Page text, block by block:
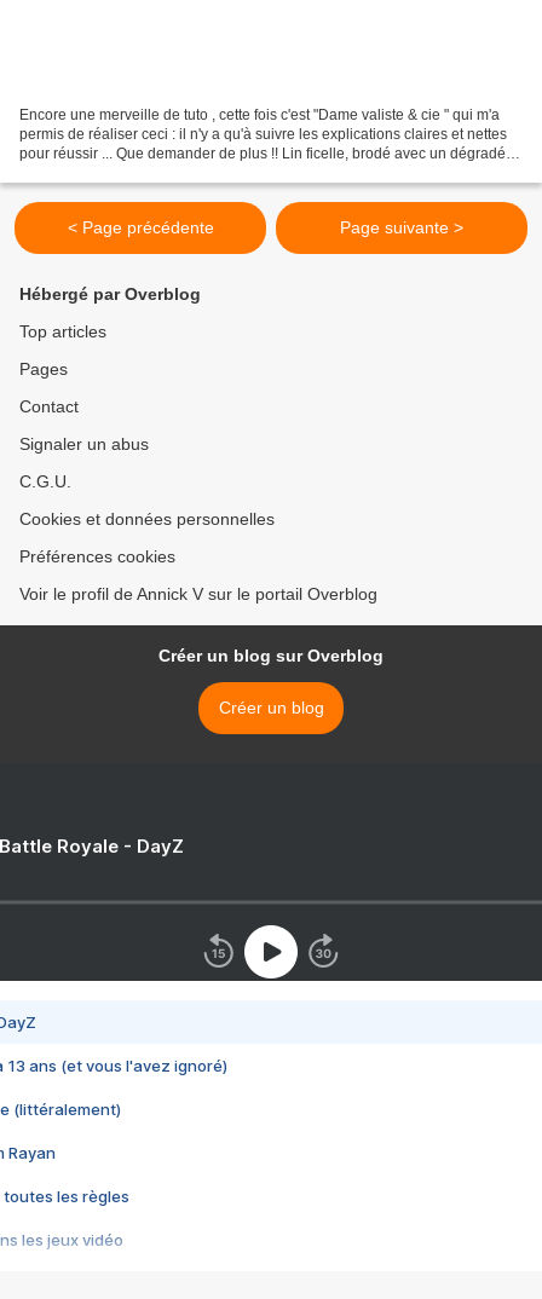
Encore une merveille de tuto , cette fois c'est "Dame valiste & cie " qui m'a
permis de réaliser ceci : il n'y a qu'à suivre les explications claires et nettes
pour réussir ... Que demander de plus !! Lin ficelle, brodé avec un dégradé
< Page précédente Page suivante >
Hébergé par Overblog
Top articles
Pages
Contact
Signaler un abus
C.G.U.
Cookies et données personnelles
Préférences cookies
Voir le profil de Annick V sur le portail Overblog
Créer un blog sur Overblog
Créer un blog
Royale - DayZ
13 ans (et vous l'avez ignoré)
(littéralement)
Rayan
toutes les règles
les jeux vidéo